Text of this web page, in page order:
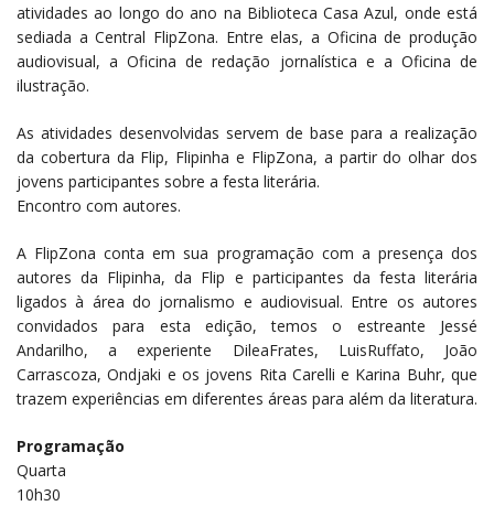
atividades ao longo do ano na Biblioteca Casa Azul, onde está
sediada a Central FlipZona. Entre elas, a Oficina de produção
audiovisual, a Oficina de redação jornalística e a Oficina de
ilustração.
As atividades desenvolvidas servem de base para a realização
da cobertura da Flip, Flipinha e FlipZona, a partir do olhar dos
jovens participantes sobre a festa literária.
Encontro com autores.
A FlipZona conta em sua programação com a presença dos
autores da Flipinha, da Flip e participantes da festa literária
ligados à área do jornalismo e audiovisual. Entre os autores
convidados para esta edição, temos o estreante Jessé
Andarilho, a experiente DileaFrates, LuisRuffato, João
Carrascoza, Ondjaki e os jovens Rita Carelli e Karina Buhr, que
trazem experiências em diferentes áreas para além da literatura.
Programação
Quarta
10h30